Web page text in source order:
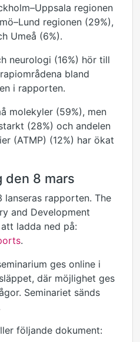
Uppsala regionen
Lund regionen (29%),
Umeå (6%).
neurologi (16%) hör till
områdena bland
i rapporten.
molekyler (59%), men
(28%) och andelen
(ATMP) (12%) har ökat
den 8 mars
lanseras rapporten. The
and Development
ladda ned på:
.
ges online i
där möjlighet ges
Seminariet sänds
följande dokument: